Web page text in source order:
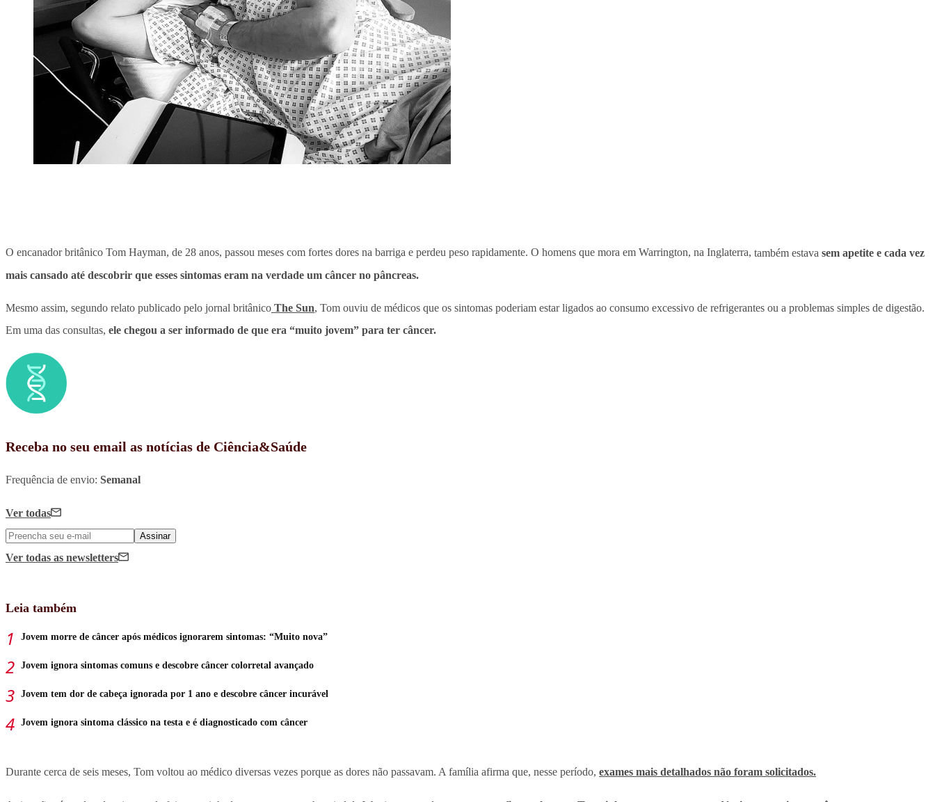
O encanador britânico Tom Hayman, de 28 anos, passou meses com fortes dores na barriga e perdeu peso rapidamente. O homens que mora em Warrington, na Inglaterra, também estava sem apetite e cada vez
mais cansado até descobrir que esses sintomas eram na verdade um câncer no pâncreas.
Mesmo assim, segundo relato publicado pelo jornal britânico The Sun, Tom ouviu de médicos que os sintomas poderiam estar ligados ao consumo excessivo de refrigerantes ou a problemas simples de digestão.
Em uma das consultas, ele chegou a ser informado de que era “muito jovem” para ter câncer.
Receba no seu email as notícias de Ciência&Saúde
Frequência de envio: Semanal
Ver todas
Assinar
Ver todas as newsletters
Leia também
Jovem morre de câncer após médicos ignorarem sintomas: “Muito nova”
Jovem ignora sintomas comuns e descobre câncer colorretal avançado
Jovem tem dor de cabeça ignorada por 1 ano e descobre câncer incurável
Jovem ignora sintoma clássico na testa e é diagnosticado com câncer
Durante cerca de seis meses, Tom voltou ao médico diversas vezes porque as dores não passavam. A família afirma que, nesse período, exames mais detalhados não foram solicitados.